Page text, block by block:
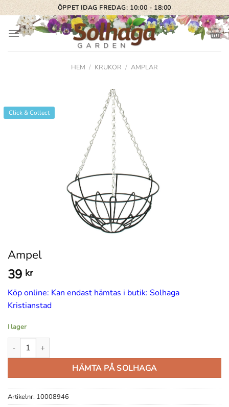
Skip
to
content
ÖPPET IDAG FREDAG: 10:00 - 18:00
HEM / KRUKOR / AMPLAR
Click & Collect
Ampel
39 kr
Köp online: Kan endast hämtas i butik: Solhaga
Kristianstad
I lager
Ampel mängd
HÄMTA PÅ SOLHAGA
Artikelnr: 10008946